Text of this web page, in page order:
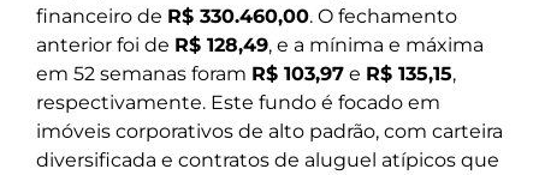
financeiro de R$ 330.460,00. O fechamento
anterior foi de R$ 128,49, e a mínima e máxima
em 52 semanas foram R$ 103,97 e R$ 135,15,
respectivamente. Este fundo é focado em
imóveis corporativos de alto padrão, com carteira
diversificada e contratos de aluguel atípicos que